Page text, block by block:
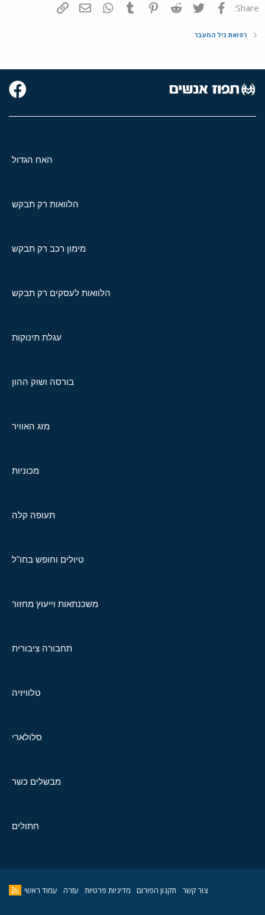
Share: פייסבוק Twitter
Reddit
Pinterest
Tumblr
WhatsAppדואר אלקטרוני
רפואת גיל המעבר
האח הגדול
הלוואות רק תבקש
מימון רכב רק תבקש
הלוואות לעסקים רק תבקש
עגלת תינוקות
בורסה ושוק ההון
מזג האוויר
מכוניות
תעופה קלה
טיולים וחופש בחו"ל
משכנתאות וייעוץ מחזור
תחבורה ציבורית
טלוויזיה
סלולארי
מבשלים כשר
חתולים
צור קשר תקנון הפורום מדיניות פרטיות עזרה עמוד ראשי